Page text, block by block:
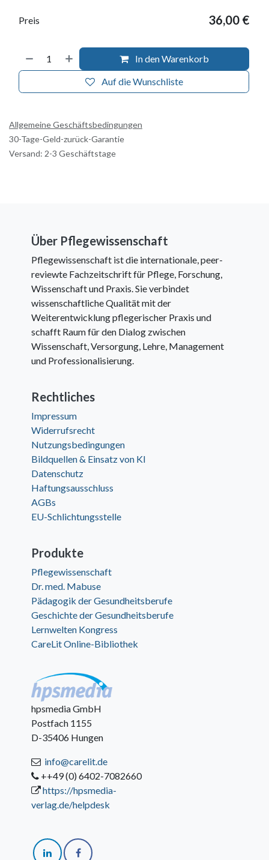
In den Warenkorb
Auf die Wunschliste
Preis 36,00 €
Allgemeine Geschäftsbedingungen
30-Tage-Geld-zurück-Garantie
Versand: 2-3 Geschäftstage
Über Pflegewissenschaft
Pflegewissenschaft ist die internationale, peer-
reviewte Fachzeitschrift für Pflege, Forschung,
Wissenschaft und Praxis. Sie verbindet
wissenschaftliche Qualität mit der
Weiterentwicklung pflegerischer Praxis und
schafft Raum für den Dialog zwischen
Wissenschaft, Versorgung, Lehre, Management
und Professionalisierung.
Rechtliches
Impressum
Widerrufsrecht
Nutzungsbedingungen
Bildquellen & Einsatz von KI
Datenschutz
Haftungsausschluss
AGBs
EU-Schlichtungsstelle
Produkte
Pflegewissenschaft
Dr. med. Mabuse
Pädagogik der Gesundheitsberufe
Geschichte der Gesundheitsberufe
Lernwelten Kongress
CareLit Online-Bibliothek
hpsmedia GmbH
Postfach 1155
D-35406 Hungen
info@carelit.de
++49 (0) 6402-7082660
https://hpsmedia-
verlag.de/helpdesk